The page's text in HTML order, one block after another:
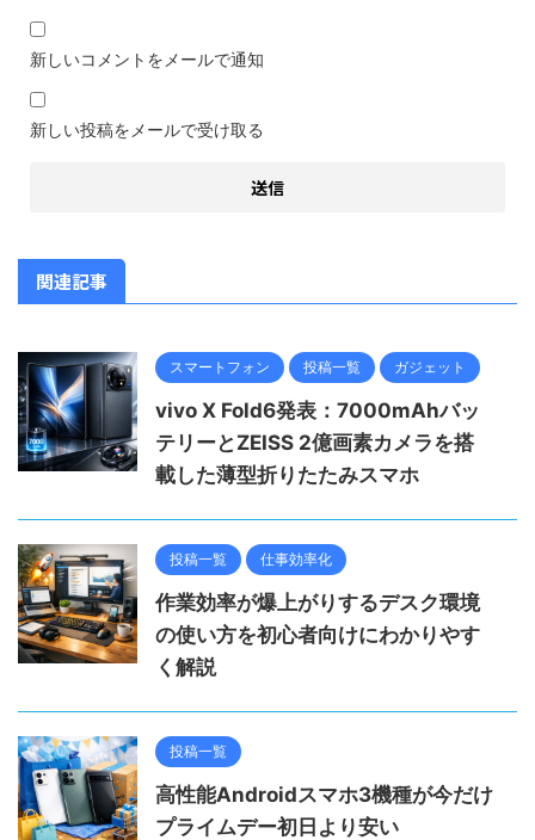
新しいコメントをメールで通知
新しい投稿をメールで受け取る
関連記事
スマートフォン 投稿一覧 ガジェット
vivo X Fold6発表：7000mAhバッ
テリーとZEISS 2億画素カメラを搭
載した薄型折りたたみスマホ
投稿一覧 仕事効率化
作業効率が爆上がりするデスク環境
の使い方を初心者向けにわかりやす
く解説
投稿一覧
高性能Androidスマホ3機種が今だけ
プライムデー初日より安い